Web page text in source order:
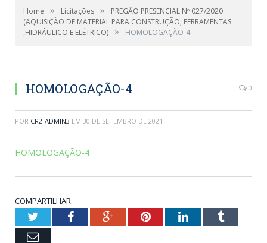
Home » Licitações »
PREGÃO PRESENCIAL Nº 027/2020
(AQUISIÇÃO DE MATERIAL PARA CONSTRUÇÃO, FERRAMENTAS
,HIDRÁULICO E ELÉTRICO) » HOMOLOGAÇÃO-4
HOMOLOGAÇÃO-4 0
POR CR2-ADMIN3 EM 30 DE SETEMBRO DE 2021
HOMOLOGAÇÃO-4
COMPARTILHAR:
TwitterFacebookGoogle+PinterestLinkedInTumblr
Email